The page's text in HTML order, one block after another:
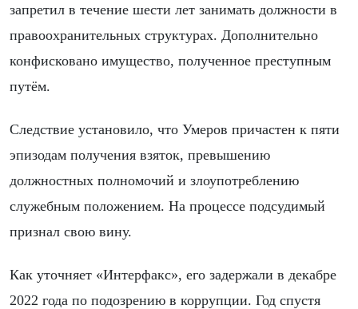
запретил в течение шести лет занимать должности в
правоохранительных структурах. Дополнительно
конфисковано имущество, полученное преступным
путём.
Следствие установило, что Умеров причастен к пяти
эпизодам получения взяток, превышению
должностных полномочий и злоупотреблению
служебным положением. На процессе подсудимый
признал свою вину.
Как уточняет «Интерфакс», его задержали в декабре
2022 года по подозрению в коррупции. Год спустя